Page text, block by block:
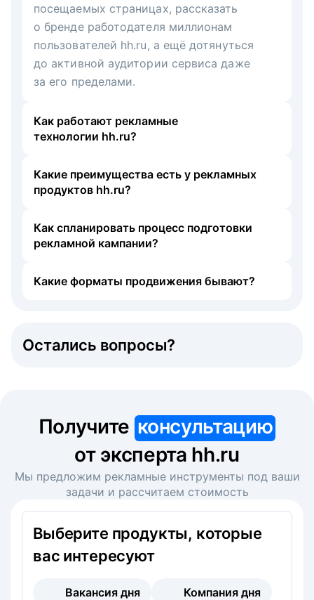
посещаемых страницах, рассказать
о бренде работодателя миллионам
пользователей hh.ru, а ещё дотянуться
до активной аудитории сервиса даже
за его пределами.
Как работают рекламные
технологии hh.ru?
Какие преимущества есть у рекламных
продуктов hh.ru?
Как спланировать процесс подготовки
рекламной кампании?
Какие форматы продвижения бывают?
Остались вопросы?
Получите консультацию
от эксперта hh.ru
Мы предложим рекламные инструменты под ваши
задачи и рассчитаем стоимость
Выберите продукты, которые
вас интересуют
Вакансия дня
Компания дня